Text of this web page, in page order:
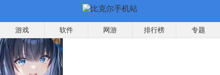
游戏 软件 网游 排行榜 专题